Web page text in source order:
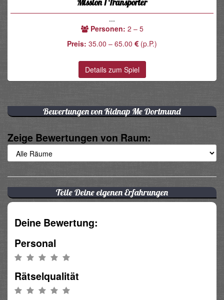
Mission 1 Transporter
...
Personen: 2 – 5
Preis: 35.00 – 65.00 (p.P.)
Details zum Spiel
Bewertungen von Kidnap Me Dortmund
Zeige Bewertungen von Raum:
Teile Deine eigenen Erfahrungen
Deine Bewertung:
Personal
Rätselqualität